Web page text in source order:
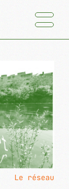
Le réseau